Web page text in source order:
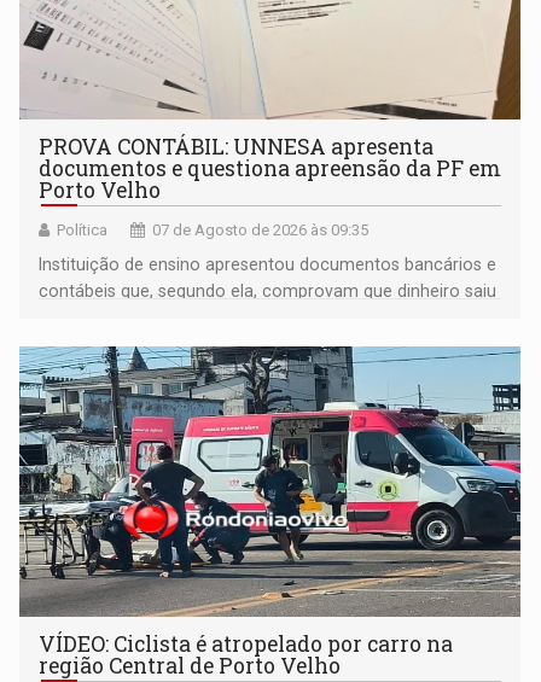
PROVA CONTÁBIL: UNNESA apresenta
documentos e questiona apreensão da PF em
Porto Velho
Política 07 de Agosto de 2026 às 09:35
Instituição de ensino apresentou documentos bancários e
contábeis que, segundo ela, comprovam que dinheiro saiu
apreendido quando já estava dentro da sede da entidade
— em pleno ano eleitoral em Rondônia
VÍDEO: Ciclista é atropelado por carro na
região Central de Porto Velho